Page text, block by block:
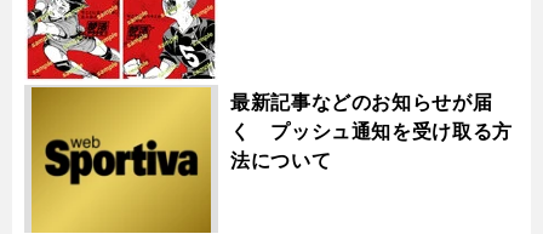
最新記事などのお知らせが届
く プッシュ通知を受け取る方
法について